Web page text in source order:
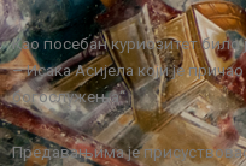
Као посебан куриозитет
– Исака Асијела који је
богослужења“.
Предавањима је